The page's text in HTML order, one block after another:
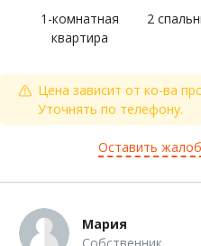
1-комнатная
квартира
2
Цена зависит от ко-ва
Уточнять по телефону.
Оставить
Мария